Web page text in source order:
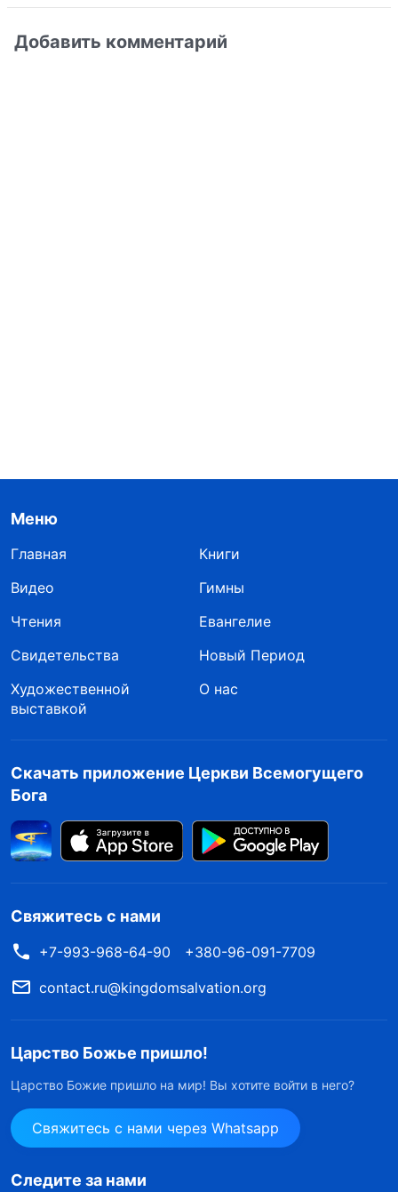
Добавить комментарий
Меню
Главная
Книги
Видео
Гимны
Чтения
Евангелие
Свидетельства
Новый Период
Художественной
выставкой
О нас
Скачать приложение Церкви Всемогущего
Бога
Свяжитесь с нами
+7-993-968-64-90
+380-96-091-7709
contact.ru@kingdomsalvation.org
Царство Божье пришло!
Царство Божие пришло на мир! Вы хотите войти в него?
Свяжитесь с нами через Whatsapp
Следите за нами